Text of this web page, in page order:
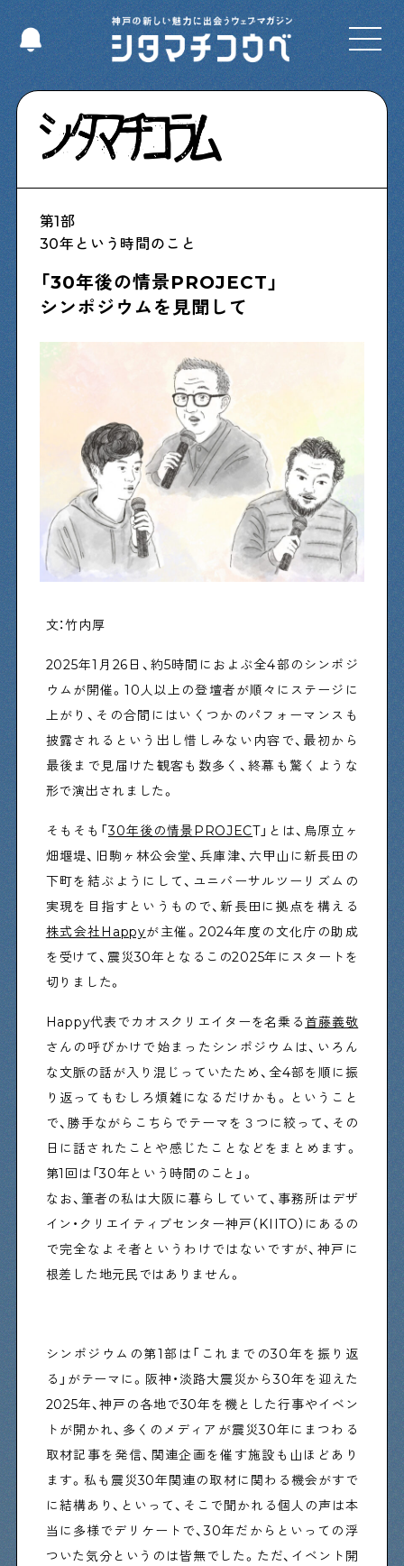
Select Language ▼
今夜、下町で
下町の飲み歩き日記です
下町くらし不動産
物件情報やリノベーション事例を紹介します
下町日記
下町に暮らす人たちに日記を書いてもらいました
下町の店≒家
下町コラム
Shitamachi Chemistry
画です
下町マップ
下町START UP
週刊下町日和
Stay Home
第1部
30年という時間のこと
「30年後の情景PROJECT」
シンポジウムを見聞して
文：竹内厚
2025年1月26日、約5時間におよぶ全4部のシンポジ
ウムが開催。10人以上の登壇者が順々にステージに
上がり、その合間にはいくつかのパフォーマンスも
披露されるという出し惜しみない内容で、最初から
最後まで見届けた観客も数多く、終幕も驚くような
形で演出されました。
そもそも「30年後の情景PROJECT」とは、烏原立ヶ
畑堰堤、旧駒ヶ林公会堂、兵庫津、六甲山に新長田の
下町を結ぶようにして、ユニバーサルツーリズムの
実現を目指すというもので、新長田に拠点を構える
株式会社Happyが主催。2024年度の文化庁の助成
を受けて、震災30年となるこの2025年にスタートを
切りました。
Happy代表でカオスクリエイターを名乗る 首藤義敬
さんの呼びかけで始まったシンポジウムは、いろん
な文脈の話が入り混じっていたため、全4部を順に振
り返ってもむしろ煩雑になるだけかも。ということ
で、勝手ながらこちらでテーマを３つに絞って、その
日に話されたことや感じたことなどをまとめます。
第1回は「30年という時間のこと」。
なお、筆者の私は大阪に暮らしていて、事務所はデザ
イン・クリエイティブセンター神戸（KIITO）にあるの
で完全なよそ者というわけではないですが、神戸に
根差した地元民ではありません。
シンポジウムの第1部は「これまでの30年を振り返
る」がテーマに。阪神・淡路大震災から30年を迎えた
2025年、神戸の各地で30年を機とした行事やイベン
トが開かれ、多くのメディアが震災30年にまつわる
取材記事を発信、関連企画を催す施設も山ほどあり
ます。私も震災30年関連の取材に関わる機会がすで
に結構あり、といって、そこで聞かれる個人の声は本
当に多様でデリケートで、30年だからといっての浮
ついた気分というのは皆無でした。ただ、イベント開